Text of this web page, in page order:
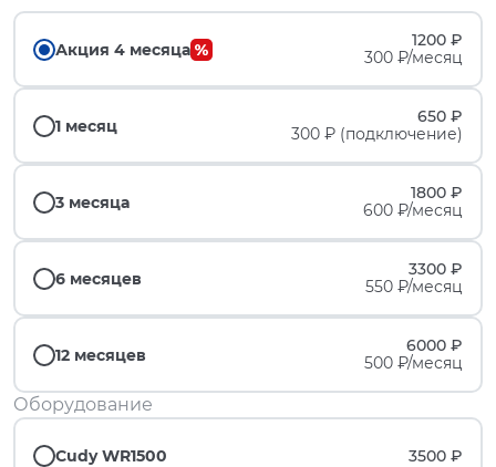
Акция 4 месяца
1200 ₽
300 ₽/месяц
1 месяц
650 ₽
300 ₽ (подключение)
3 месяца
1800 ₽
600 ₽/месяц
6 месяцев
3300 ₽
550 ₽/месяц
12 месяцев
6000 ₽
500 ₽/месяц
Оборудование
Cudy WR1500 3500 ₽